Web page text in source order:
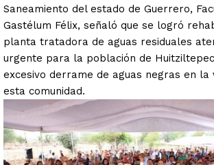
Saneamiento del estado de Guerrero,
Gastélum Félix, señaló que se logró
planta tratadora de aguas residuales
urgente para la población de
excesivo derrame de aguas negras en la
esta comunidad.